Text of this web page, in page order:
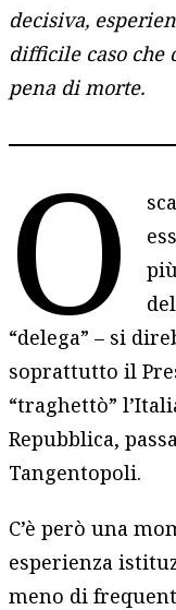
decisiva,
difficile caso che
pena di morte.
O
“delega” – si
soprattutto il
“traghettò”
Repubblica,
Tangentopoli.
C’è però una
esperienza
meno di